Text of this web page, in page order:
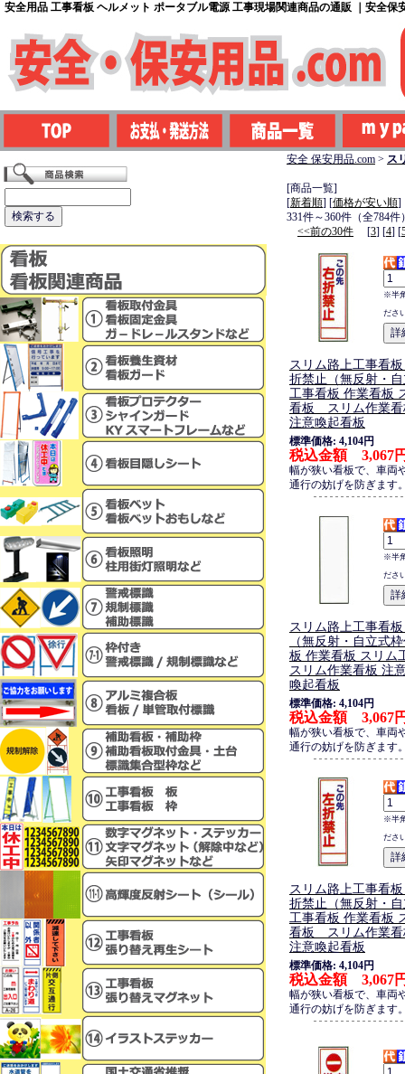
安全用品 工事看板 ヘルメット ポータブル電源 工事現場関連商品の通販 ｜安全保
安全 保安用品.com > ス
[商品一覧]
[新着順] [価格が安い順]
331件～360件（全784件
<<前の30件 [3] [4] [
※半
ださ
スリム路上工事看
折禁止（無反射・
工事看板 作業看板
看板 スリム作業看
注意喚起看板
標準価格: 4,104円
税込金額 3,067
幅が狭い看板で、車両
通行の妨げを防ぎます
※半
ださ
スリム路上工事看
（無反射・自立式
板 作業看板 スリ
スリム作業看板 注
喚起看板
標準価格: 4,104円
税込金額 3,067
幅が狭い看板で、車両
通行の妨げを防ぎます
※半
ださ
スリム路上工事看
折禁止（無反射・
工事看板 作業看板
看板 スリム作業看
注意喚起看板
標準価格: 4,104円
税込金額 3,067
幅が狭い看板で、車両
通行の妨げを防ぎます